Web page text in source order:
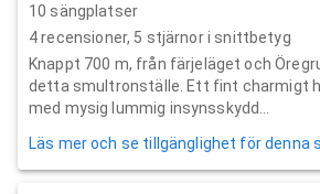
10 sängplatser
4recensioner, 5 stjärnor i snittbetyg
Knappt 700 m, från färjeläget och
detta smultronställe. Ett fint charmigt
med mysig lummig insynsskydd...
Läs mer och se tillgänglighet för denna